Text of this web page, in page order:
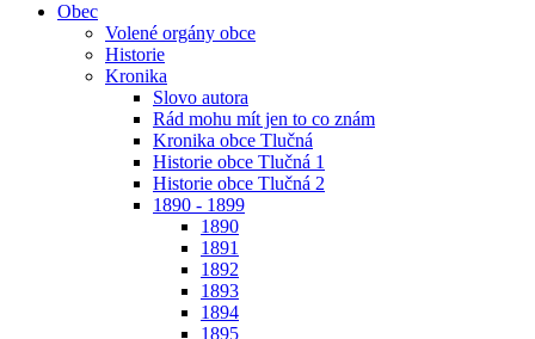
Obec
Volené orgány obce
Historie
Kronika
Slovo autora
Rád mohu mít jen to co znám
Kronika obce Tlučná
Historie obce Tlučná 1
Historie obce Tlučná 2
1890 - 1899
1890
1891
1892
1893
1894
1895